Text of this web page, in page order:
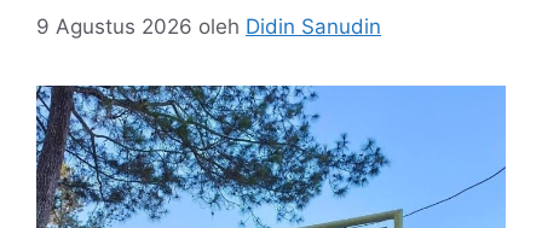
9 Agustus 2026 oleh Didin Sanudin